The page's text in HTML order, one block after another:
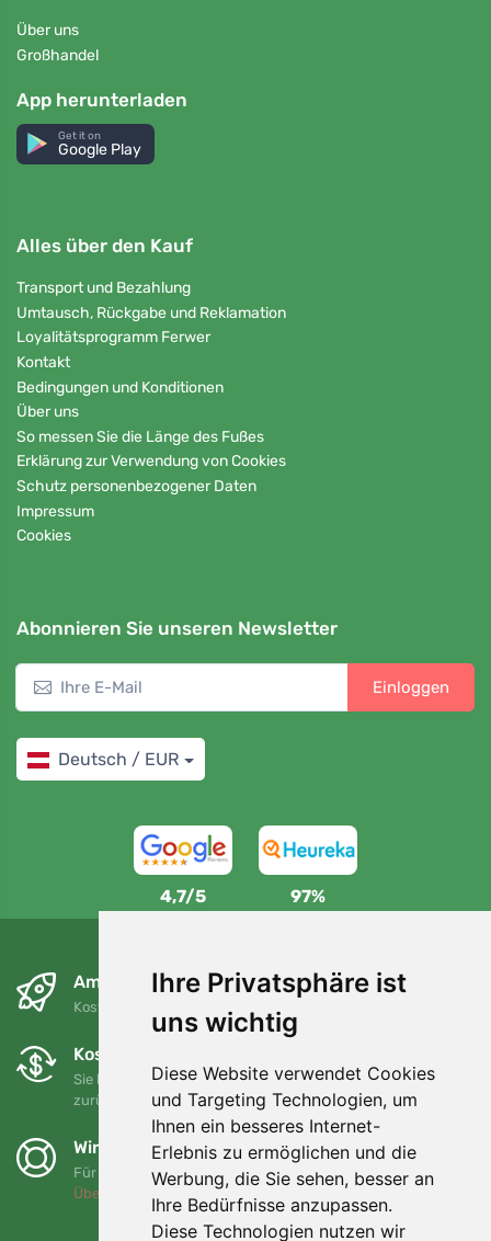
Ihre Privatsphäre ist
uns wichtig
Diese Website verwendet Cookies
und Targeting Technologien, um
Ihnen ein besseres Internet-
Erlebnis zu ermöglichen und die
Werbung, die Sie sehen, besser an
Ihre Bedürfnisse anzupassen.
Diese Technologien nutzen wir
Über uns
Großhandel
App herunterladen
Get it on
Google Play
Alles über den Kauf
Transport und Bezahlung
Umtausch, Rückgabe und Reklamation
Loyalitätsprogramm Ferwer
Kontakt
Bedingungen und Konditionen
Über uns
So messen Sie die Länge des Fußes
Erklärung zur Verwendung von Cookies
Schutz personenbezogener Daten
Impressum
Cookies
Abonnieren Sie unseren Newsletter
Einloggen
Deutsch / EUR
4,7/5 97%
Am nächsten Tag und kostenlos
Kostenloser Versand für Bestellungen über 80 EUR
Kostenloser Umtausch und Rückgabe
Sie können Ihre Bestellung jederzeit innerhalb von 90 Tagen
zurückgeben oder umtauschen.
Wir unterstützen Trees.org
Für jede Bestellung pflanzen wir einen Baum! Mehr lesen
Über uns